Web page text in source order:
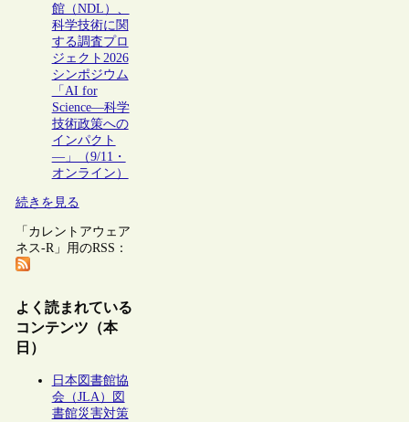
館（NDL）、
科学技術に関
する調査プロ
ジェクト2026
シンポジウム
「AI for
Science―科学
技術政策への
インパクト
―」（9/11・
オンライン）
続きを見る
「カレントアウェア
ネス-R」用のRSS：
よく読まれている
コンテンツ（本
日）
日本図書館協
会（JLA）図
書館災害対策